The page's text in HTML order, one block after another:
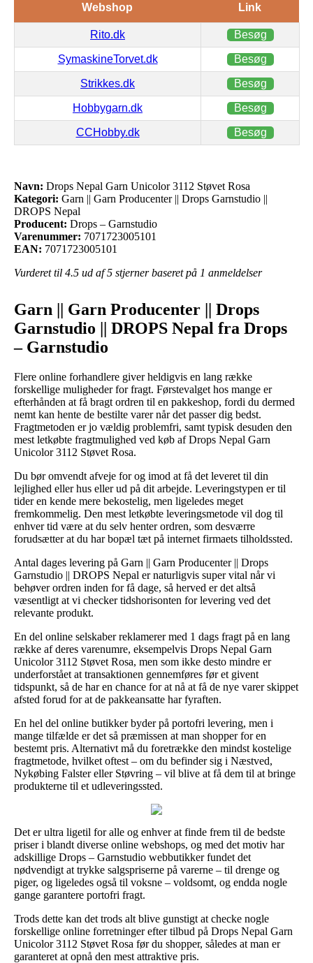
Webshop Link
Rito.dk Besøg
SymaskineTorvet.dk Besøg
Strikkes.dk Besøg
Hobbygarn.dk Besøg
CCHobby.dk Besøg
Navn: Drops Nepal Garn Unicolor 3112 Støvet Rosa
Kategori: Garn || Garn Producenter || Drops Garnstudio ||
DROPS Nepal
Producent: Drops – Garnstudio
Varenummer: 7071723005101
EAN: 7071723005101
Vurderet til 4.5 ud af 5 stjerner baseret på 1 anmeldelser
Garn || Garn Producenter || Drops
Garnstudio || DROPS Nepal fra Drops
– Garnstudio
Flere online forhandlere giver heldigvis en lang række
forskellige muligheder for fragt. Førstevalget hos mange er
efterhånden at få bragt ordren til en pakkeshop, fordi du dermed
nemt kan hente de bestilte varer når det passer dig bedst.
Fragtmetoden er jo vældig problemfri, samt typisk desuden den
mest letkøbte fragtmulighed ved køb af Drops Nepal Garn
Unicolor 3112 Støvet Rosa.
Du bør omvendt afveje for og imod at få det leveret til din
lejlighed eller hus eller ud på dit arbejde. Leveringstypen er til
tider en kende mere bekostelig, men ligeledes meget
fremkommelig. Den mest letkøbte leveringsmetode vil dog til
enhver tid være at du selv henter ordren, som desværre
forudsætter at du har bopæl tæt på internet firmaets tilholdssted.
Antal dages levering på Garn || Garn Producenter || Drops
Garnstudio || DROPS Nepal er naturligvis super vital når vi
behøver ordren inden for få dage, så herved er det altså
væsentligt at vi checker tidshorisonten for levering ved det
relevante produkt.
En del online selskaber reklamerer med 1 dags fragt på en lang
række af deres varenumre, eksempelvis Drops Nepal Garn
Unicolor 3112 Støvet Rosa, men som ikke desto mindre er
underforstået at transaktionen gennemføres før et givent
tidspunkt, så de har en chance for at nå at få de nye varer skippet
afsted forud for at de pakkeansatte har fyraften.
En hel del online butikker byder på portofri levering, men i
mange tilfælde er det så præmissen at man shopper for en
bestemt pris. Alternativt må du foretrække den mindst kostelige
fragtmetode, hvilket oftest – om du befinder sig i Næstved,
Nykøbing Falster eller Støvring – vil blive at få dem til at bringe
produkterne til et udleveringssted.
Det er ultra ligetil for alle og enhver at finde frem til de bedste
priser i blandt diverse online webshops, og med det motiv har
adskillige Drops – Garnstudio webbutikker fundet det
nødvendigt at trykke salgspriserne på varerne – til drenge og
piger, og ligeledes også til voksne – voldsomt, og endda nogle
gange garantere portofri fragt.
Trods dette kan det trods alt blive gunstigt at checke nogle
forskellige online forretninger efter tilbud på Drops Nepal Garn
Unicolor 3112 Støvet Rosa før du shopper, således at man er
garanteret at opnå den mest attraktive pris.